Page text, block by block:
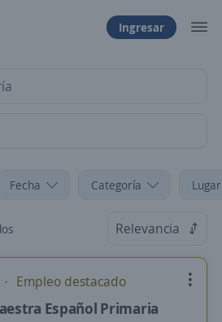
Ingresar
Fecha Categoría
Relevancia
Empleo destacado
Español Primaria